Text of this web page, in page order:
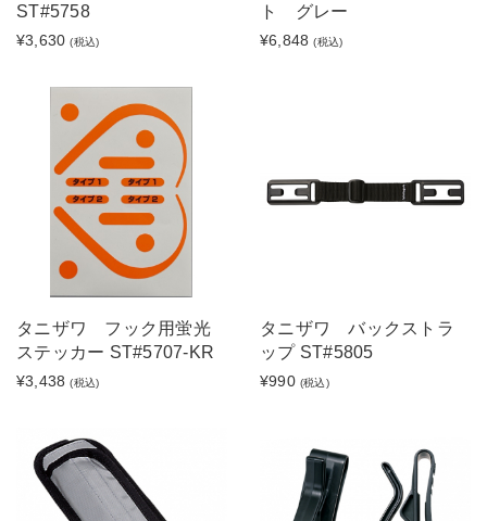
ST#5758
¥3,630 (税込)
ト グレー
¥6,848 (税込)
タニザワ フック用蛍光
ステッカー ST#5707-KR
¥3,438 (税込)
タニザワ バックストラ
ップ ST#5805
¥990 (税込)